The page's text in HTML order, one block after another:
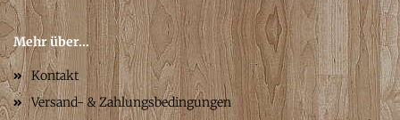
Mehr über...
Kontakt
Versand- & Zahlungsbedingungen